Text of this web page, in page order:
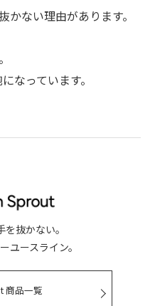
ない理由があります。
なっています。
抜かない。
ユースライン。
商品一覧